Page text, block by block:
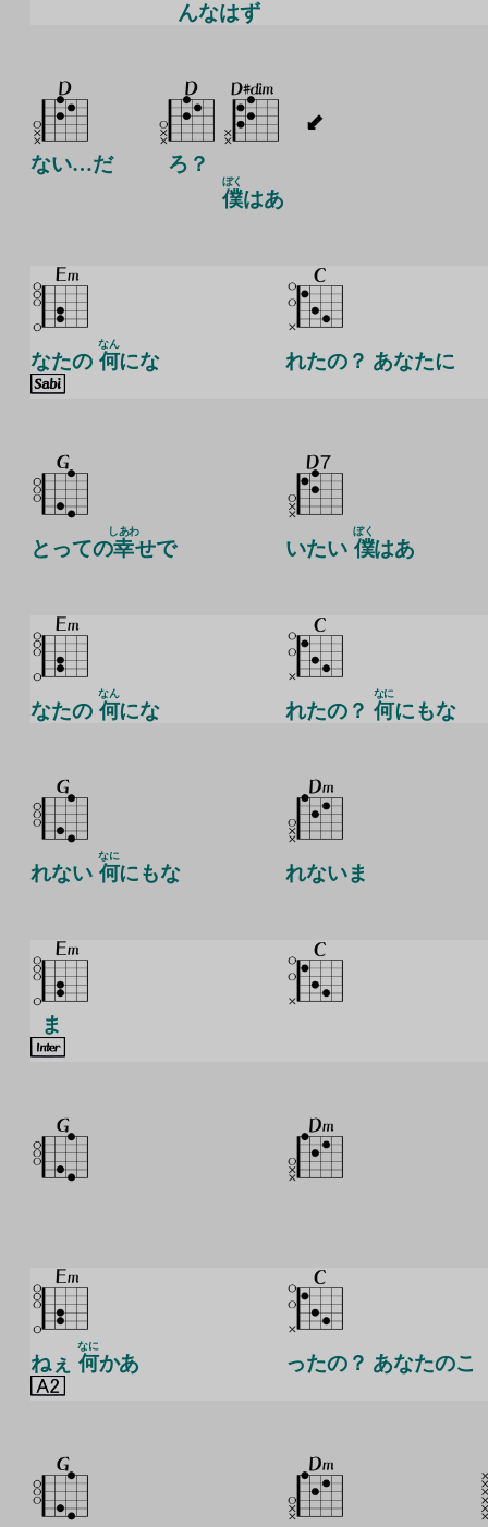
んなはず
ない…だ
ろ？
僕
ぼく
はあ
なたの 何
なん
にな れたの？ あなたに
とっての幸
しあわ
せで いたい 僕
ぼく
はあ
なたの 何
なん
にな れたの？ 何
なに
にもな
れない 何
なに
にもな れないま
ま
ねぇ 何
なに
かあ ったの？ あなたのこ